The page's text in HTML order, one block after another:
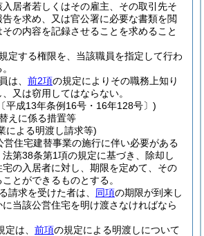
居者若しくはその雇主、その取引先そ
を求め、又は官公署に必要な書類を閲
の内容を記録させることを求めること
定する権限を、当該職員を指定して行わ
は、 前2項の規定によりその職務上知り
又は窃用してはならない。
平成13年条例16号・16年128号〕)
えに係る措置等
による明渡し請求等)
営住宅建替事業の施行に伴い必要がある
第38条第1項の規定に基づき、除却し
宅の入居者に対し、期限を定めて、その
とができるものとする。
請求を受けた者は、 同項の期限が到来し
当該公営住宅を明け渡さなければなら
定は、 前項の規定による明渡しについて